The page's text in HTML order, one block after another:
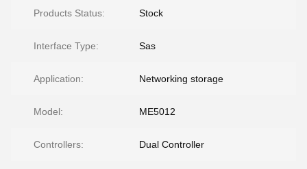
Products Status: Stock
Interface Type: Sas
Application: Networking storage
Model: ME5012
Controllers: Dual Controller